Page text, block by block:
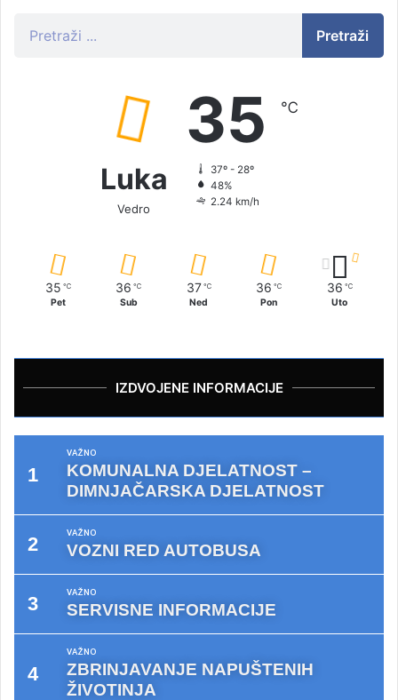
Pretraži
Luka
Vedro
35 ℃
37º - 28º
48%
2.24 km/h
35 ℃
Pet
36 ℃
Sub
37 ℃
Ned
36 ℃
Pon
36 ℃
Uto
IZDVOJENE INFORMACIJE
VAŽNO
KOMUNALNA DJELATNOST –
DIMNJAČARSKA DJELATNOST
VAŽNO
VOZNI RED AUTOBUSA
VAŽNO
SERVISNE INFORMACIJE
VAŽNO
ZBRINJAVANJE NAPUŠTENIH
ŽIVOTINJA